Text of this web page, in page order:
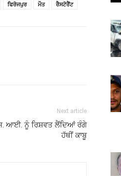
ਫਿਰੋਜਪੁਰ ਮੌਤ ਰੈਸਟੋਰੈਂਟ
Next article
ਆਈ. ਨੂੰ ਰਿਸ਼ਵਤ ਲੈਂਦਿਆਂ ਰੰਗੇ
ਹੱਥੀਂ ਕਾਬੂ